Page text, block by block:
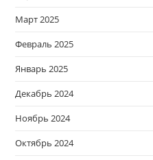
Март 2025
Февраль 2025
Январь 2025
Декабрь 2024
Ноябрь 2024
Октябрь 2024